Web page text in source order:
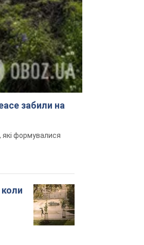
забили на
які формувалися